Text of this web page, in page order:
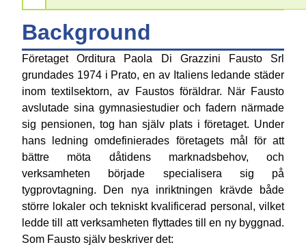
Background
Företaget Orditura Paola Di Grazzini Fausto Srl
grundades 1974 i Prato, en av Italiens ledande städer
inom textilsektorn, av Faustos föräldrar. När Fausto
avslutade sina gymnasiestudier och fadern närmade
sig pensionen, tog han själv plats i företaget. Under
hans ledning omdefinierades företagets mål för att
bättre möta dåtidens marknadsbehov, och
verksamheten började specialisera sig på
tygprovtagning. Den nya inriktningen krävde både
större lokaler och tekniskt kvalificerad personal, vilket
ledde till att verksamheten flyttades till en ny byggnad.
Som Fausto själv beskriver det: